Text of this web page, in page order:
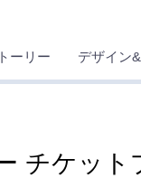
ーリー デザイン
チケッ